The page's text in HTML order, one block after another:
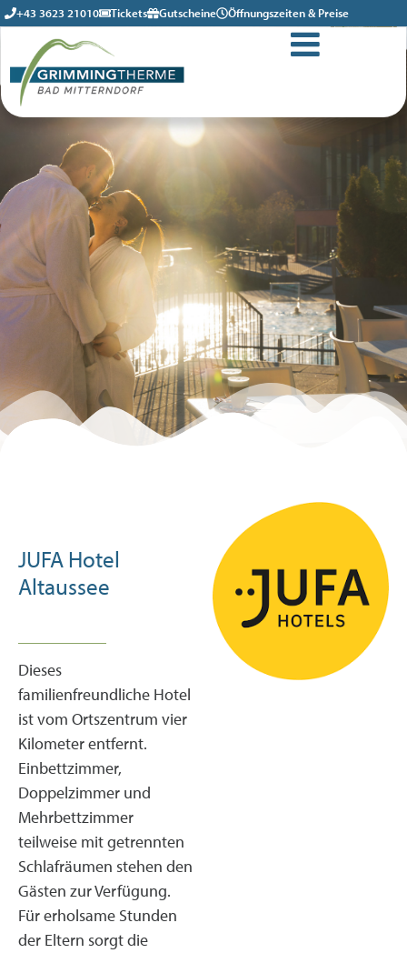
+43 3623 21010 Öffnungszeiten & Preise
Tickets Gutscheine
JUFA Hotel
Altaussee
Dieses
familienfreundliche Hotel
ist vom Ortszentrum vier
Kilometer entfernt.
Einbettzimmer,
Doppelzimmer und
Mehrbettzimmer
teilweise mit getrennten
Schlafräumen stehen den
Gästen zur Verfügung.
Für erholsame Stunden
der Eltern sorgt die